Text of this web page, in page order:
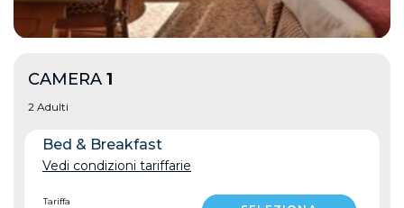
CAMERA 1
2 Adulti
Bed & Breakfast
Vedi condizioni tariffarie
Tariffa